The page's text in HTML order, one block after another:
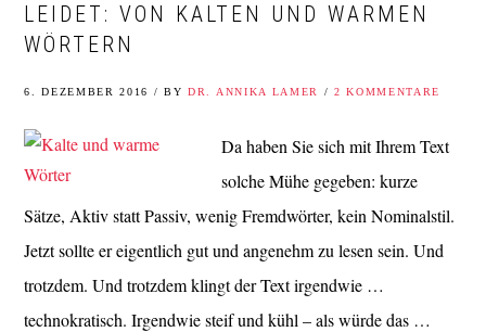
LEIDET: VON KALTEN UND WARMEN
WÖRTERN
6. DEZEMBER 2016 / BYDR. ANNIKA LAMER / 2 KOMMENTARE
Da haben Sie sich mit Ihrem Text
solche Mühe gegeben: kurze
Sätze, Aktiv statt Passiv, wenig Fremdwörter, kein Nominalstil.
Jetzt sollte er eigentlich gut und angenehm zu lesen sein. Und
trotzdem. Und trotzdem klingt der Text irgendwie …
technokratisch. Irgendwie steif und kühl – als würde das …